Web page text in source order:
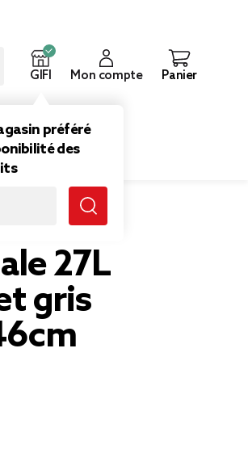
GIFI
préféré
des
Mon compte Panier
27L
gris